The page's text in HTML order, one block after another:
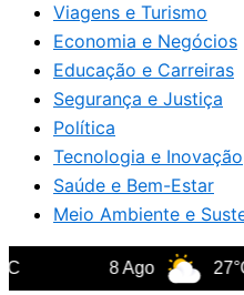
Viagens e Turismo
Economia e Negócios
Educação e Carreiras
Segurança e Justiça
Política
Tecnologia e Inovação
Saúde e Bem-Estar
Meio Ambiente e
8 Ago 27°C